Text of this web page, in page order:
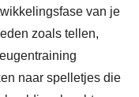
van je
zoals tellen,
naar spelletjes die